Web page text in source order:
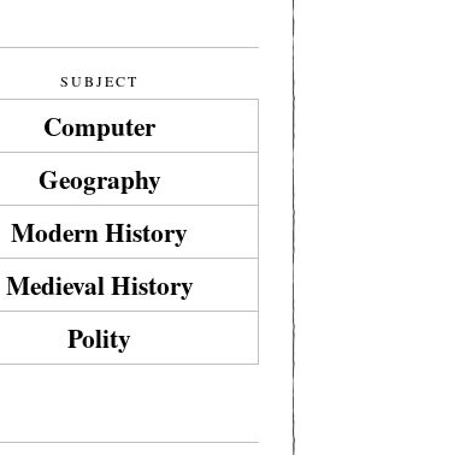
SUBJECT
Computer
Geography
Modern History
Medieval History
Polity